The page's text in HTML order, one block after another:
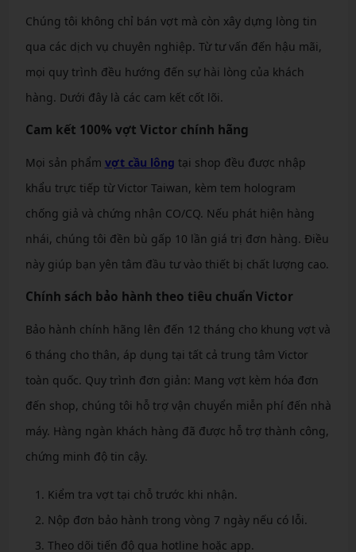
Chúng tôi không chỉ bán vợt mà còn xây dựng lòng tin
qua các dịch vụ chuyên nghiệp. Từ tư vấn đến hậu mãi,
mọi quy trình đều hướng đến sự hài lòng của khách
hàng. Dưới đây là các cam kết cốt lõi.
Cam kết 100% vợt Victor chính hãng
Mọi sản phẩm vợt cầu lông tại shop đều được nhập
khẩu trực tiếp từ Victor Taiwan, kèm tem hologram
chống giả và chứng nhận CO/CQ. Nếu phát hiện hàng
nhái, chúng tôi đền bù gấp 10 lần giá trị đơn hàng. Điều
này giúp bạn yên tâm đầu tư vào thiết bị chất lượng cao.
Chính sách bảo hành theo tiêu chuẩn Victor
Bảo hành chính hãng lên đến 12 tháng cho khung vợt và
6 tháng cho thân, áp dụng tại tất cả trung tâm Victor
toàn quốc. Quy trình đơn giản: Mang vợt kèm hóa đơn
đến shop, chúng tôi hỗ trợ vận chuyển miễn phí đến nhà
máy. Hàng ngàn khách hàng đã được hỗ trợ thành công,
chứng minh độ tin cậy.
Kiểm tra vợt tại chỗ trước khi nhận.
Nộp đơn bảo hành trong vòng 7 ngày nếu có lỗi.
Theo dõi tiến độ qua hotline hoặc app.